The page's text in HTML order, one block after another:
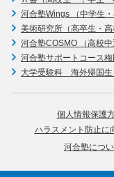
河合塾Wings （中学生・
美術研究所（高卒生・高
河合塾COSMO （高校中
河合塾サポートコース梅
大学受験科 海外帰国生
個人情報保護
ハラスメント防止に
河合塾につ